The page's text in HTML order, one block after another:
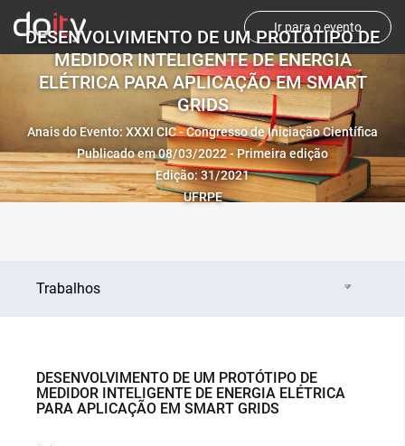
Ir para o evento
DESENVOLVIMENTO DE UM PROTÓTIPO DE
MEDIDOR INTELIGENTE DE ENERGIA
ELÉTRICA PARA APLICAÇÃO EM SMART
GRIDS
Anais do Evento: XXXI CIC - Congresso de Iniciação Científica
Publicado em 08/03/2022 - Primeira edição
Edição: 31/2021
UFRPE
Trabalhos
DESENVOLVIMENTO DE UM PROTÓTIPO DE
MEDIDOR INTELIGENTE DE ENERGIA ELÉTRICA
PARA APLICAÇÃO EM SMART GRIDS